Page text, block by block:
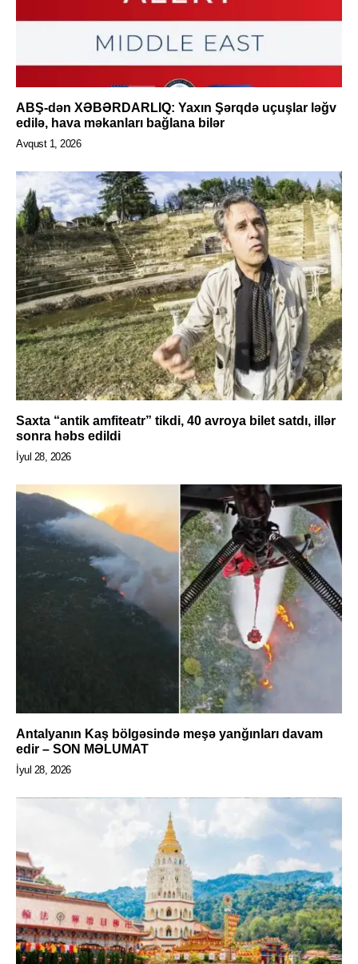
ABŞ-dən XƏBƏRDARLIQ: Yaxın Şərqdə uçuşlar ləğv
edilə, hava məkanları bağlana bilər
Avqust 1, 2026
Saxta “antik amfiteatr” tikdi, 40 avroya bilet satdı, illər
sonra həbs edildi
İyul 28, 2026
Antalyanın Kaş bölgəsində meşə yanğınları davam
edir – SON MƏLUMAT
İyul 28, 2026